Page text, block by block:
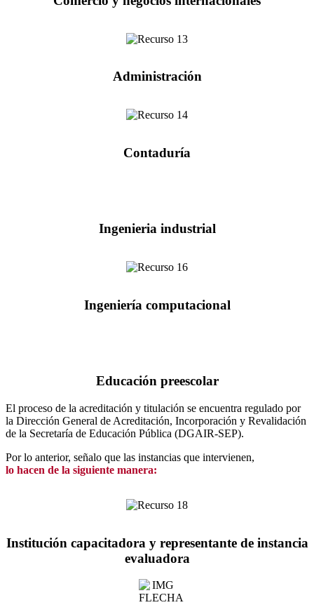
Administración
Contaduría
Ingenieria industrial
Ingeniería computacional
Educación preescolar
El proceso de la acreditación y titulación se encuentra regulado por
la Dirección General de Acreditación, Incorporación y Revalidación
de la Secretaría de Educación Pública (DGAIR-SEP).
Por lo anterior, señalo que las instancias que intervienen,
lo hacen de la siguiente manera:
Institución capacitadora y representante de instancia
evaluadora